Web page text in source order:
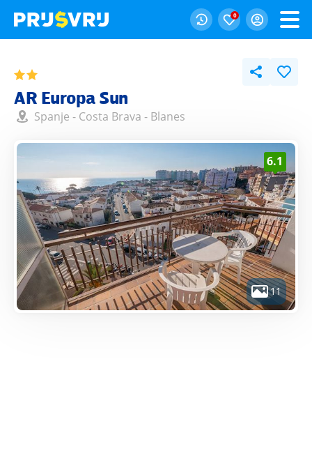
0
AR Europa Sun
Spanje - Costa Brava - Blanes
11
6.1